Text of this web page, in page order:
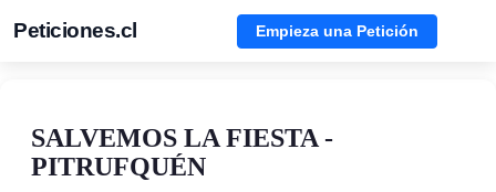
Peticiones.cl Empieza una Petición
SALVEMOS LA FIESTA -
PITRUFQUÉN